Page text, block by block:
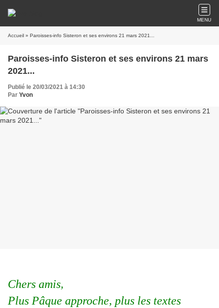
MENU
Accueil » Paroisses-info Sisteron et ses environs 21 mars 2021...
Paroisses-info Sisteron et ses environs 21 mars
2021...
Publié le 20/03/2021 à 14:30
Par Yvon
Chers amis,
Plus Pâque approche, plus les textes